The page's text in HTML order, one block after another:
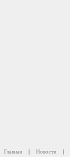
Главная | Новости |